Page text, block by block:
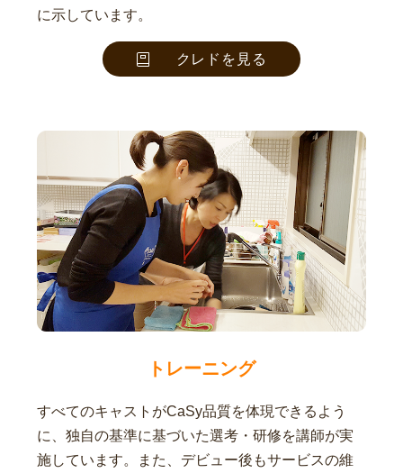
に示しています。
クレドを見る
トレーニング
すべてのキャストがCaSy品質を体現できるよう
に、独自の基準に基づいた選考・研修を講師が実
施しています。また、デビュー後もサービスの維